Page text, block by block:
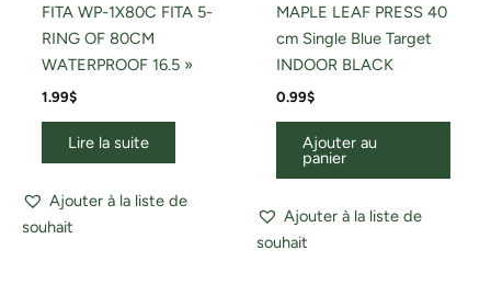
FITA WP-1X80C FITA 5-
RING OF 80CM
WATERPROOF 16.5 »
1.99$
Lire la suite
Ajouter à la liste de
souhait
MAPLE LEAF PRESS 40
cm Single Blue Target
INDOOR BLACK
0.99$
Ajouter au
panier
Ajouter à la liste de
souhait